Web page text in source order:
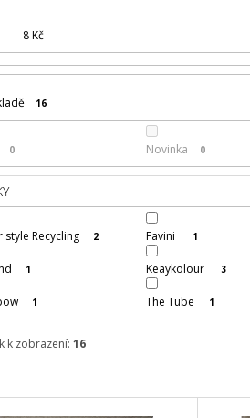
8Kč
16
0 Novinka 0
style Recycling 2 Favini 1
1 Keaykolour 3
1 The Tube 1
k zobrazení: 16